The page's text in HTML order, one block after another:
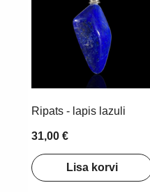
Ripats - lapis lazuli
31,00 €
Lisa korvi